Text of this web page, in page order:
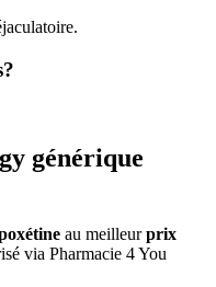
générique
au meilleurprix
via Pharmacie 4 You